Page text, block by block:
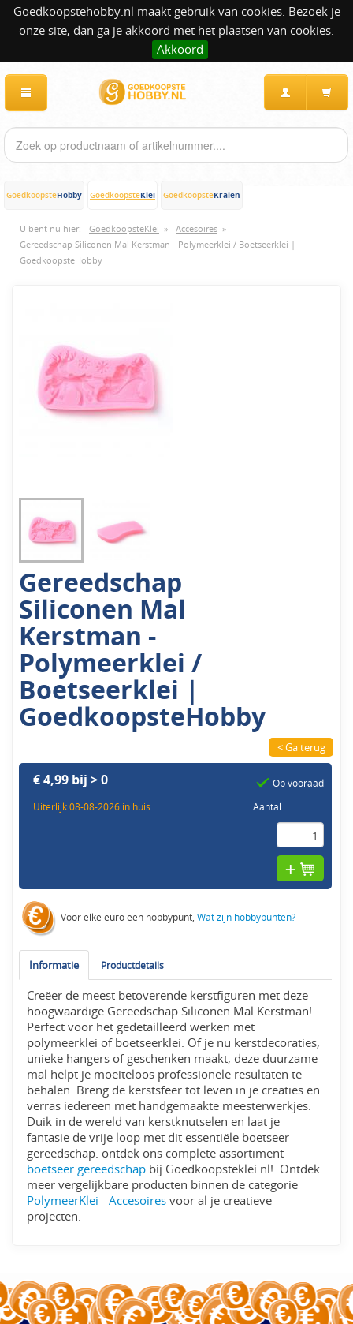
Goedkoopstehobby.nl maakt gebruik van cookies. Bezoek je
onze site, dan ga je akkoord met het plaatsen van cookies.
Akkoord
GoedkoopsteHobby GoedkoopsteKlei GoedkoopsteKralen
U bent nu hier: GoedkoopsteKlei » Accesoires »
Gereedschap Siliconen Mal Kerstman - Polymeerklei / Boetseerklei |
GoedkoopsteHobby
Gereedschap
Siliconen Mal
Kerstman -
Polymeerklei /
Boetseerklei |
GoedkoopsteHobby
< Ga terug
€ 4,99 bij > 0
Uiterlijk 08-08-2026 in huis.
Op vooraad
Aantal
Voor elke euro een hobbypunt,Wat zijn hobbypunten?
Informatie Productdetails
Creëer de meest betoverende kerstfiguren met deze
hoogwaardige Gereedschap Siliconen Mal Kerstman!
Perfect voor het gedetailleerd werken met
polymeerklei of boetseerklei. Of je nu kerstdecoraties,
unieke hangers of geschenken maakt, deze duurzame
mal helpt je moeiteloos professionele resultaten te
behalen. Breng de kerstsfeer tot leven in je creaties en
verras iedereen met handgemaakte meesterwerkjes.
Duik in de wereld van kerstknutselen en laat je
fantasie de vrije loop met dit essentiële boetseer
gereedschap. ontdek ons complete assortiment
boetseer gereedschap bij Goedkoopsteklei.nl!. Ontdek
meer vergelijkbare producten binnen de categorie
PolymeerKlei - Accesoires voor al je creatieve
projecten.